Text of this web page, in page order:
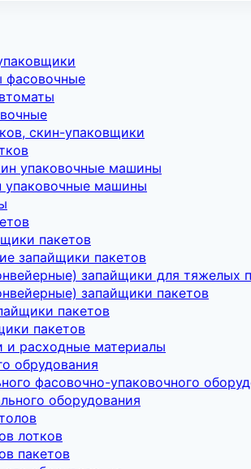
фасовочные
скин-упаковщики
упаковочные машины
машины
пакетов
запайщики пакетов
запайщики для тяжелых
запайщики пакетов
пакетов
пакетов
и расходные материалы
обрудования
фасовочно-упаковочного
оборудования
лотков
пакетов